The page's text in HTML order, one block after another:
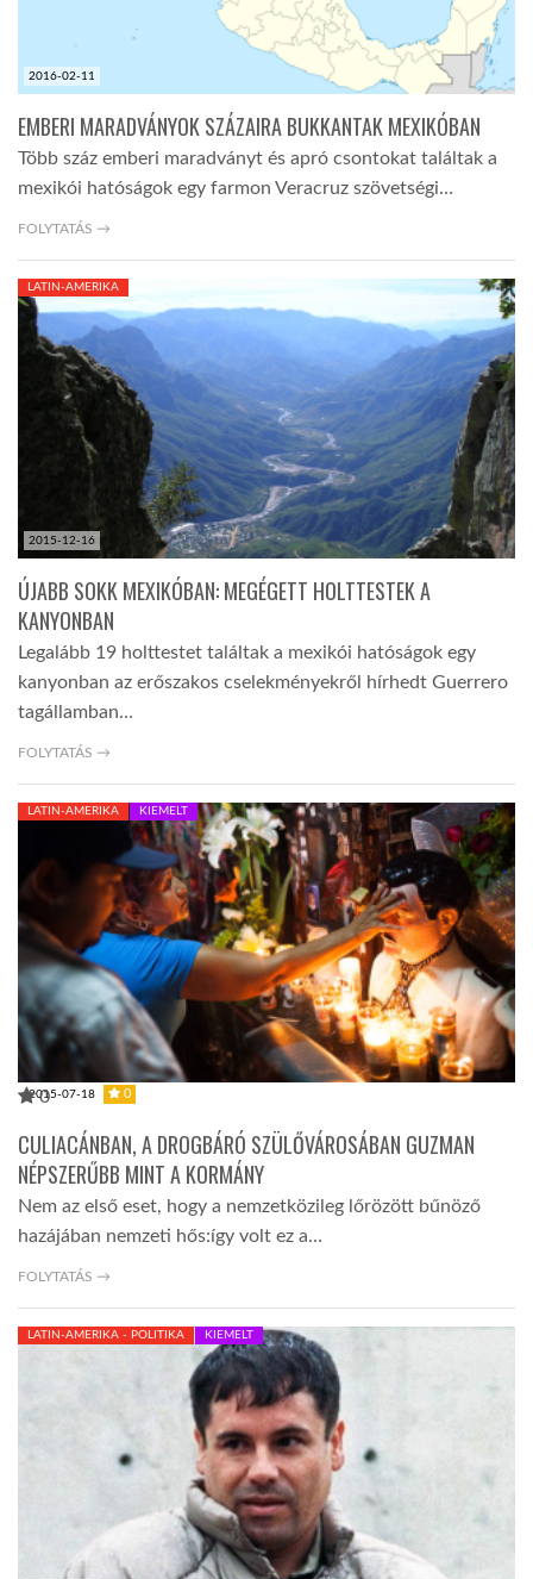
2016-02-11
EMBERI MARADVÁNYOK SZÁZAIRA BUKKANTAK MEXIKÓBAN
Több száz emberi maradványt és apró csontokat találtak a
mexikói hatóságok egy farmon Veracruz szövetségi…
FOLYTATÁS →
2015-12-16
LATIN-AMERIKA
ÚJABB SOKK MEXIKÓBAN: MEGÉGETT HOLTTESTEK A
KANYONBAN
Legalább 19 holttestet találtak a mexikói hatóságok egy
kanyonban az erőszakos cselekményekről hírhedt Guerrero
tagállamban…
FOLYTATÁS →
2015-07-18 0
LATIN-AMERIKA KIEMELT
0
CULIACÁNBAN, A DROGBÁRÓ SZÜLŐVÁROSÁBAN GUZMAN
NÉPSZERŰBB MINT A KORMÁNY
Nem az első eset, hogy a nemzetközileg lőrözött bűnöző
hazájában nemzeti hős:így volt ez a…
FOLYTATÁS →
LATIN-AMERIKA - POLITIKA KIEMELT